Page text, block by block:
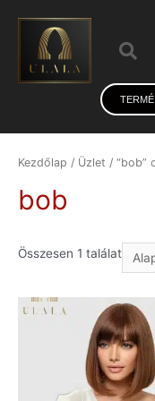
Kezdőlap / Üzlet / “bob”
bob
Összesen 1 találat